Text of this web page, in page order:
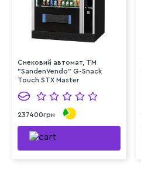
Снековий автомат, TM
"SandenVendo" G-Snack
Touch STX Master
237400грн